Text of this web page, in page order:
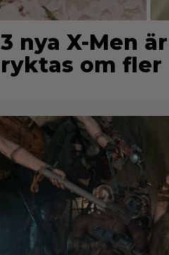
3 nya X-Men
ryktas om fler